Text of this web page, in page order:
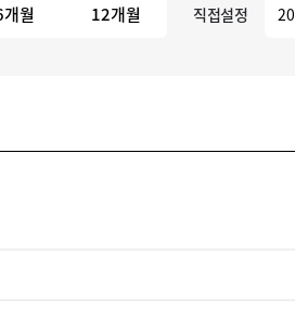
월 12개월 직접설정